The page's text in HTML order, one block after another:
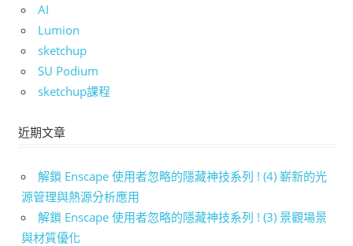
AI
Lumion
sketchup
SU Podium
sketchup課程
近期文章
解鎖 Enscape 使用者忽略的隱藏神技系列 ! (4) 嶄新的光
源管理與熱源分析應用
解鎖 Enscape 使用者忽略的隱藏神技系列 ! (3) 景觀場景
與材質優化